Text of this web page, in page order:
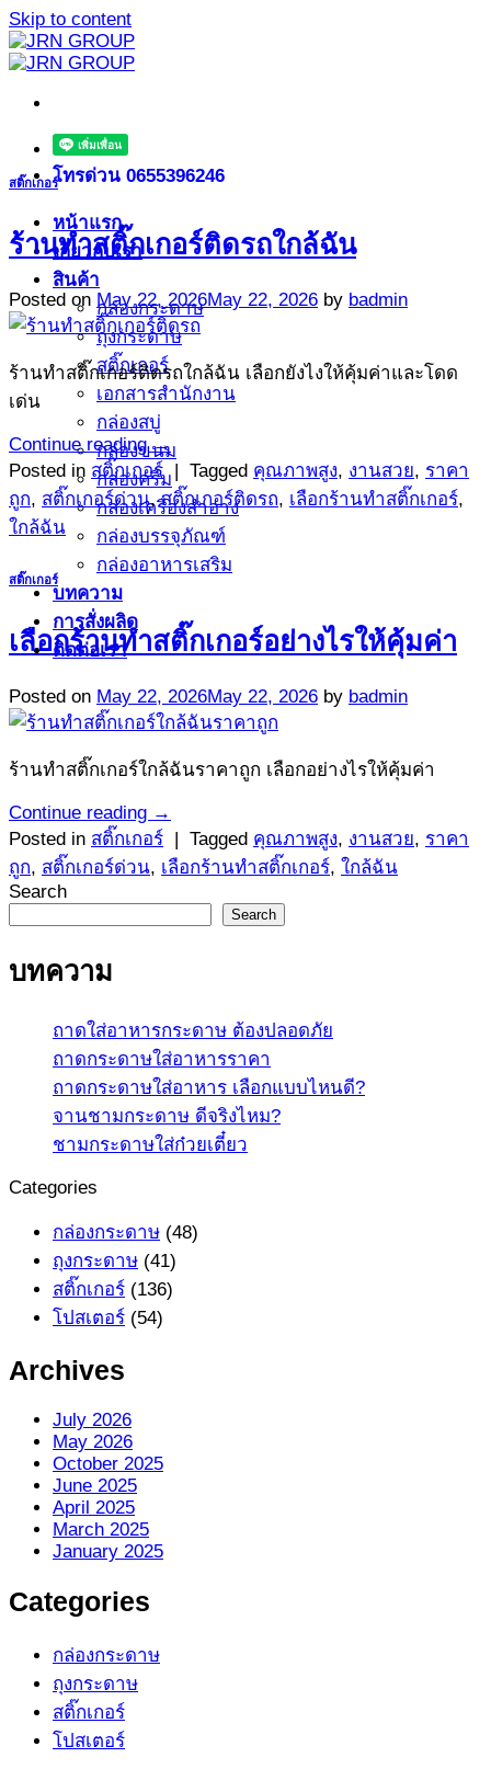
Skip to content
โทรด่วน 0655396246
หน้าแรก
เกี่ยวกับเรา
สินค้า
กล่องกระดาษ
ถุงกระดาษ
สติ๊กเกอร์
เอกสารสำนักงาน
กล่องสบู่
กล่องขนม
กล่องครีม
กล่องเครื่องสำอาง
กล่องบรรจุภัณฑ์
กล่องอาหารเสริม
บทความ
การสั่งผลิด
ติดต่อเรา
สติ๊กเกอร์
ร้านทำสติ๊กเกอร์ติดรถใกล้ฉัน
Posted on May 22, 2026May 22, 2026 by badmin
ร้านทำสติ๊กเกอร์ติดรถใกล้ฉัน เลือกยังไงให้คุ้มค่าและโดด
เด่น
Continue reading→
Posted in สติ๊กเกอร์ | Tagged คุณภาพสูง, งานสวย, ราคา
ถูก, สติ๊กเกอร์ด่วน,สติ๊กเกอร์ติดรถ, เลือกร้านทำสติ๊กเกอร์,
ใกล้ฉัน
สติ๊กเกอร์
เลือกร้านทำสติ๊กเกอร์อย่างไรให้คุ้มค่า
Posted on May 22, 2026May 22, 2026 by badmin
ร้านทำสติ๊กเกอร์ใกล้ฉันราคาถูก เลือกอย่างไรให้คุ้มค่า
Continue reading →
Posted in สติ๊กเกอร์ | Tagged คุณภาพสูง, งานสวย, ราคา
ถูก, สติ๊กเกอร์ด่วน, เลือกร้านทำสติ๊กเกอร์, ใกล้ฉัน
Search
Search
บทความ
ถาดใส่อาหารกระดาษ ต้องปลอดภัย
ถาดกระดาษใส่อาหารราคา
ถาดกระดาษใส่อาหาร เลือกแบบไหนดี?
จานชามกระดาษ ดีจริงไหม?
ชามกระดาษใส่ก๋วยเตี๋ยว
Categories
กล่องกระดาษ (48)
ถุงกระดาษ (41)
สติ๊กเกอร์ (136)
โปสเตอร์ (54)
Archives
July 2026
May 2026
October 2025
June 2025
April 2025
March 2025
January 2025
Categories
กล่องกระดาษ
ถุงกระดาษ
สติ๊กเกอร์
โปสเตอร์